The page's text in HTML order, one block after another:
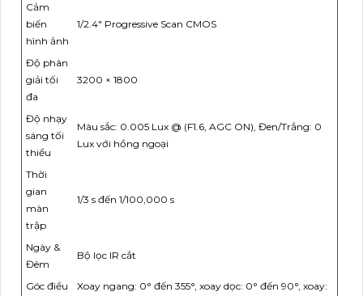
Cảm
biến
hình ảnh
1/2.4" Progressive Scan CMOS
Độ phân
giải tối
đa
3200 × 1800
Độ nhạy
sáng tối
thiểu
Màu sắc: 0.005 Lux @ (F1.6, AGC ON), Đen/Trắng: 0
Lux với hồng ngoại
Thời
gian
màn
trập
1/3 s đến 1/100,000 s
Ngày &
Đêm
Bộ lọc IR cắt
Góc điều
Xoay ngang: 0° đến 355°, xoay dọc: 0° đến 90°, xoay: